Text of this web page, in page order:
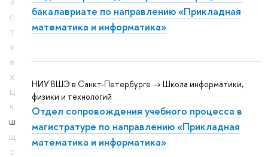
Р
С
Т
У
Ф
Х
Ц
Ч
Ш
Щ
Э
бакалавриате по направлению «Прикладная
математика и информатика»
НИУ ВШЭ в Санкт-Петербурге → Школа информатики,
физики и технологий
Отдел сопровождения учебного процесса в
магистратуре по направлению «Прикладная
математика и информатика»